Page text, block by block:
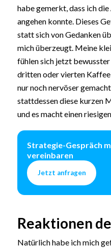
habe gemerkt, dass ich
angehen konnte. Dieses
statt sich von Gedanken
mich überzeugt. Meine
fühlen sich jetzt
dritten oder vierten
nur noch nervöser
stattdessen diese kurzen
und es macht einen
Strategie-Gespräch
vereinbaren
Jetzt anfragen
Reaktionen
Natürlich habe ich mich